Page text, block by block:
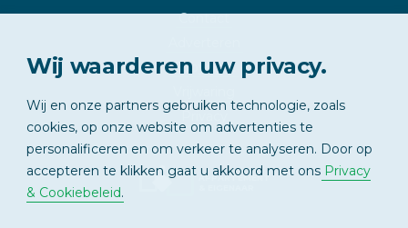
Contact
Copyright
APPARTEMENT
Wij waarderen uw privacy.
Wij en onze partners gebruiken technologie, zoals
cookies, op onze website om advertenties te
personalificeren en om verkeer te analyseren. Door op
accepteren te klikken gaat u akkoord met ons Privacy
& Cookiebeleid.